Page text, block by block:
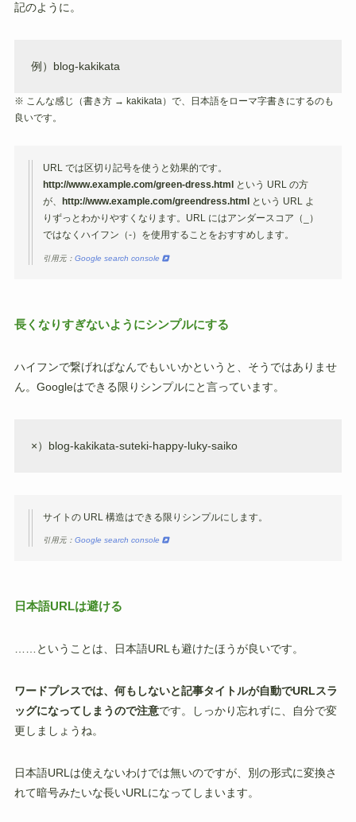
記のように。
例）blog-kakikata
※ こんな感じ（書き方 → kakikata）で、日本語をローマ字書きにするのも
良いです。
URL では区切り記号を使うと効果的です。
http://www.example.com/green-dress.html
という URL の方
が、
http://www.example.com/greendress.html
という URL よ
りずっとわかりやすくなります。URL にはアンダースコア（_）
ではなくハイフン（-）を使用することをおすすめします。
引用元： Google search console
長くなりすぎないようにシンプルにする
ハイフンで繋げればなんでもいいかというと、そうではありませ
ん。Googleはできる限りシンプルにと言っています。
×）blog-kakikata-suteki-happy-luky-saiko
サイトの URL 構造はできる限りシンプルにします。
引用元： Google search console
日本語URLは避ける
……ということは、日本語URLも避けたほうが良いです。
ワードプレスでは、何もしないと記事タイトルが自動でURLスラ
ッグになってしまうので注意です。しっかり忘れずに、自分で変
更しましょうね。
日本語URLは使えないわけでは無いのですが、別の形式に変換さ
れて暗号みたいな長いURLになってしまいます。